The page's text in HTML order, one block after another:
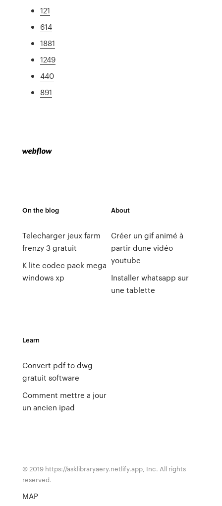
121
614
1881
1249
440
891
On the blog
Telecharger jeux farm
frenzy 3 gratuit
K lite codec pack mega
windows xp
About
Créer un gif animé à
partir dune vidéo
youtube
Installer whatsapp sur
une tablette
Learn
Convert pdf to dwg
gratuit software
Comment mettre a jour
un ancien ipad
© 2019 https://asklibraryaery.netlify.app, Inc. All rights
reserved.
MAP